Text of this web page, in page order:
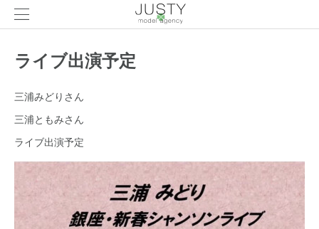
ライブ出演予定
三浦みどりさん
三浦ともみさん
ライブ出演予定